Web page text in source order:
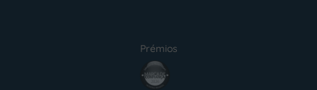
Prémios
award4